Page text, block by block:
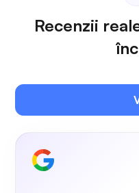
Recenzii